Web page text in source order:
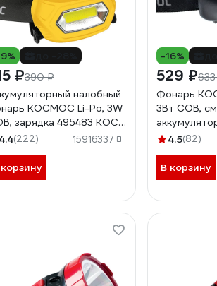
₽390 ₽
налобный
КОСМОС Li-Po, 3W
зарядка 495483 KOC-
4.4(222) 15916337
-16%
529 ₽
Фонарь
3Вт СОВ,
KocH3WDLith
4.5(82)
В корзину